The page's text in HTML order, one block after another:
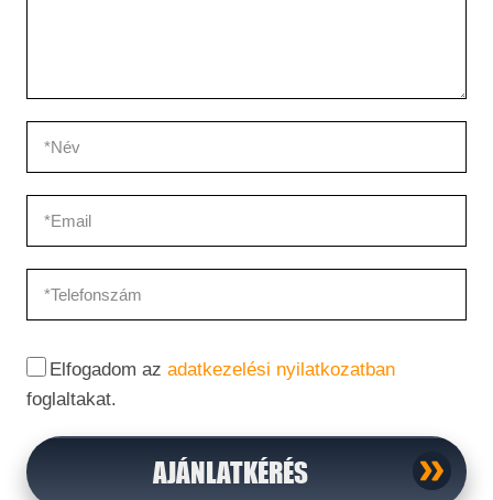
Elfogadom az adatkezelési nyilatkozatban
foglaltakat.
AJÁNLATKÉRÉS